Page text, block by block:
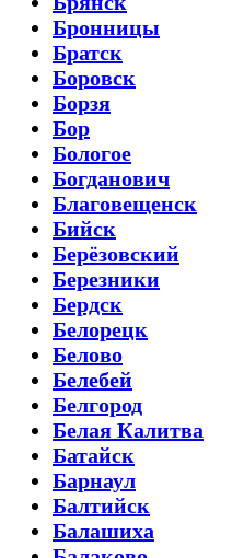
Бронницы
Братск
Боровск
Борзя
Бор
Бологое
Богданович
Благовещенск
Бийск
Берёзовский
Березники
Бердск
Белорецк
Белово
Белебей
Белгород
Белая Калитва
Батайск
Барнаул
Балтийск
Балашиха